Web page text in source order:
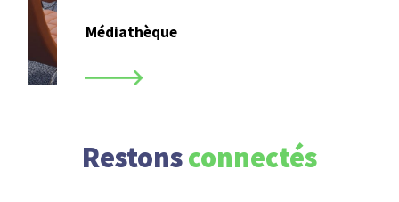
Médiathèque
Restonsconnectés